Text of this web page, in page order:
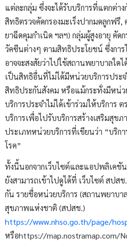
แต่ละกลุ่ม ซึ่งจะได้รับบริการที่แตกต่า
สิทธิตรวจคัดกรองมะเร็งปากมดลูกฟรี
ยาฉีดคุมกำเนิด ฯลฯ) กลุ่มผู้สูงอายุ คัด
วัคซีนต่างๆ ตามสิทธิประโยชน์ ซึ่งกา
อาจจะสงสัยว่าไปใช้สถานพยาบาลใด
เป็นสิทธิอื่นที่ไม่ได้มีหน่วยบริการประ
สิทธิประกันสังคม หรือแม้กระทั่งมีหน่
บริการประจำไม่ได้เข้าร่วมให้บริการ
บริการเพื่อไปรับบริการสร้างเสริมสุขภ
ประเภทหน่วยบริการที่เขียนว่า “บริก
โรค”
ทั้งนี้นอกจากเว็บไซต์และแอปพลิเคชั
ยังสามารถเข้าไปดูได้ที่ เว็บไซต์ สปส
กัน รายชื่อหน่วยบริการ (สถานพยาบา
สุขภาพแห่งชาติ (สปสช.)
https://www.nhso.go.th/page/
หรือhttps://map.nostramap.com/